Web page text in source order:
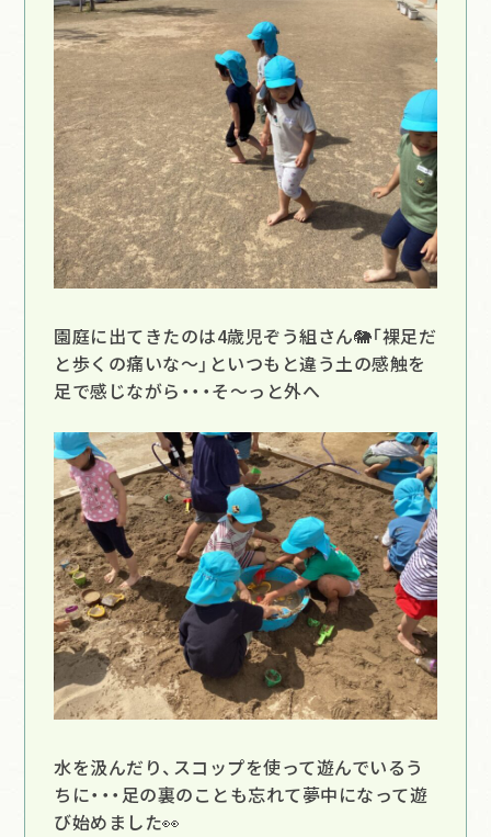
園庭に出てきたのは4歳児ぞう組さん🐘「裸足だ
と歩くの痛いな～」といつもと違う土の感触を
足で感じながら・・・そ～っと外へ
水を汲んだり、スコップを使って遊んでいるう
ちに・・・足の裏のことも忘れて夢中になって遊
び始めました👀